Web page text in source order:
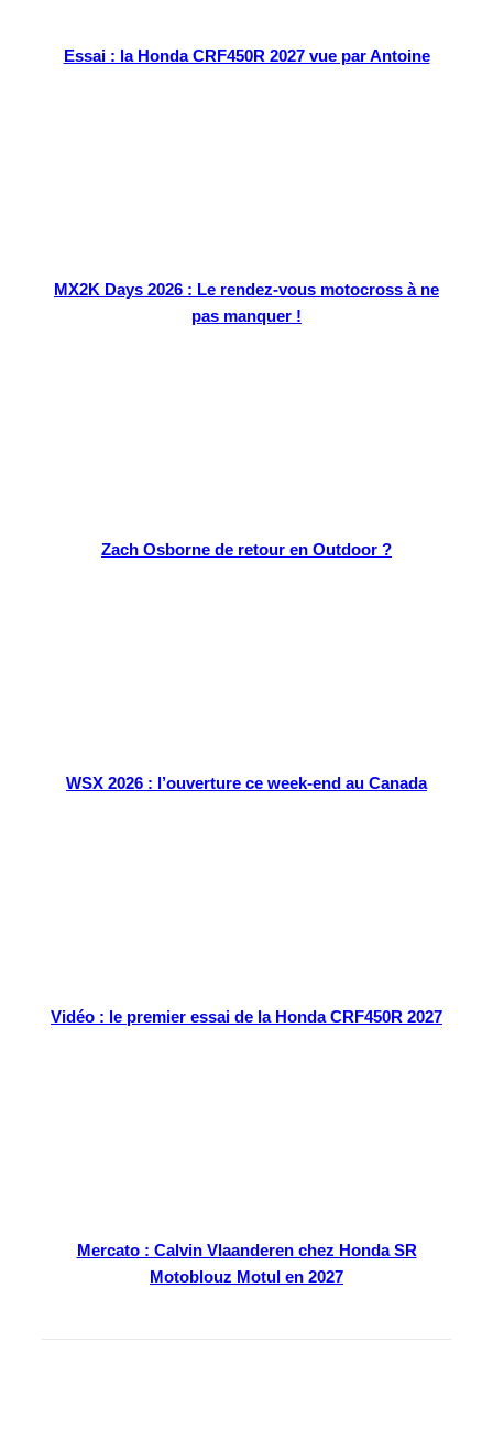
Essai : la Honda CRF450R 2027 vue par Antoine
MX2K Days 2026 : Le rendez-vous motocross à ne
pas manquer !
Zach Osborne de retour en Outdoor ?
WSX 2026 : l’ouverture ce week-end au Canada
Vidéo : le premier essai de la Honda CRF450R 2027
Mercato : Calvin Vlaanderen chez Honda SR
Motoblouz Motul en 2027